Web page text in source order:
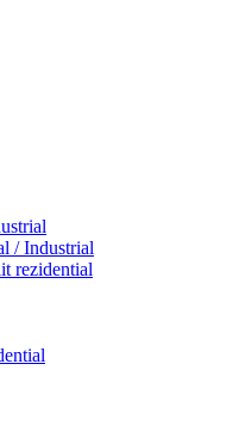
/ Industrial
rezidential